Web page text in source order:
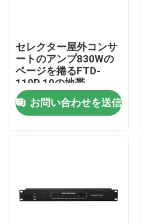
セレクター屋外コンサ
ートのアンプ830Wの
ページを捲るFTD-
110P 10の地帯
お問い合わせを送信